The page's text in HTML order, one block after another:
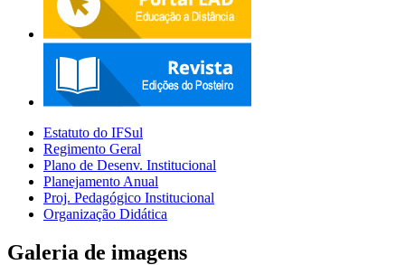
Estatuto do IFSul
Regimento Geral
Plano de Desenv. Institucional
Planejamento Anual
Proj. Pedagógico Institucional
Organização Didática
Galeria de imagens